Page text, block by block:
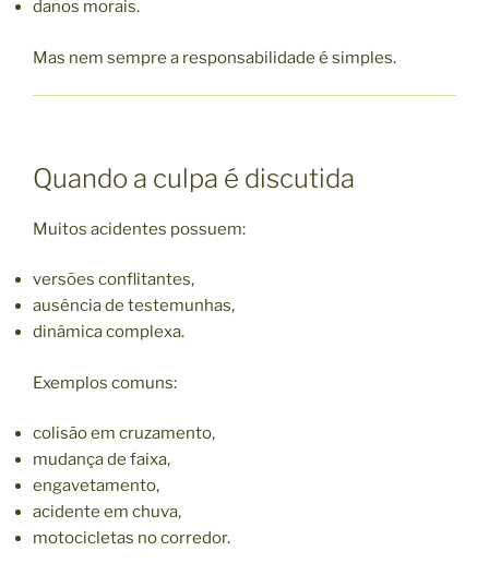
danos morais.
Mas nem sempre a responsabilidade é simples.
Quando a culpa é discutida
Muitos acidentes possuem:
versões conflitantes,
ausência de testemunhas,
dinâmica complexa.
Exemplos comuns:
colisão em cruzamento,
mudança de faixa,
engavetamento,
acidente em chuva,
motocicletas no corredor.